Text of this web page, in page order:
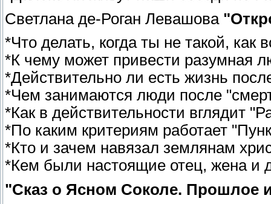
Светлана де-Роган Левашова
*Что делать, когда ты не такой, как
*К чему может привести разумная
*Действительно ли есть жизнь
*Чем занимаются люди после
*Как в действительности вглядит
*По каким критериям работает
*Кто и зачем навязал землянам
*Кем были настоящие отец, жена и
"Сказ о Ясном Соколе. Прошлое